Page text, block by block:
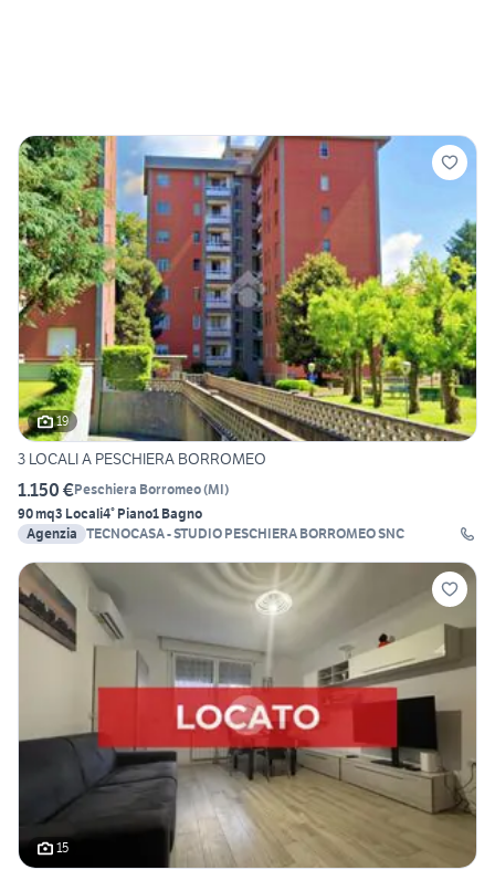
19
3 LOCALI A PESCHIERA BORROMEO
1.150 €Peschiera Borromeo(MI)
90 mq3 Locali4° Piano1 Bagno
Agenzia TECNOCASA - STUDIO PESCHIERA BORROMEO SNC
15